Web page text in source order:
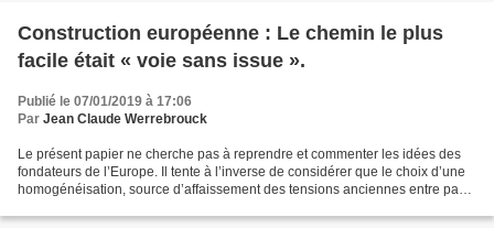
Construction européenne : Le chemin le plus
facile était « voie sans issue ».
Publié le 07/01/2019 à 17:06
Par Jean Claude Werrebrouck
Le présent papier ne cherche pas à reprendre et commenter les idées des
fondateurs de l’Europe. Il tente à l’inverse de considérer que le choix d’une
homogénéisation, source d’affaissement des tensions anciennes entre pays,